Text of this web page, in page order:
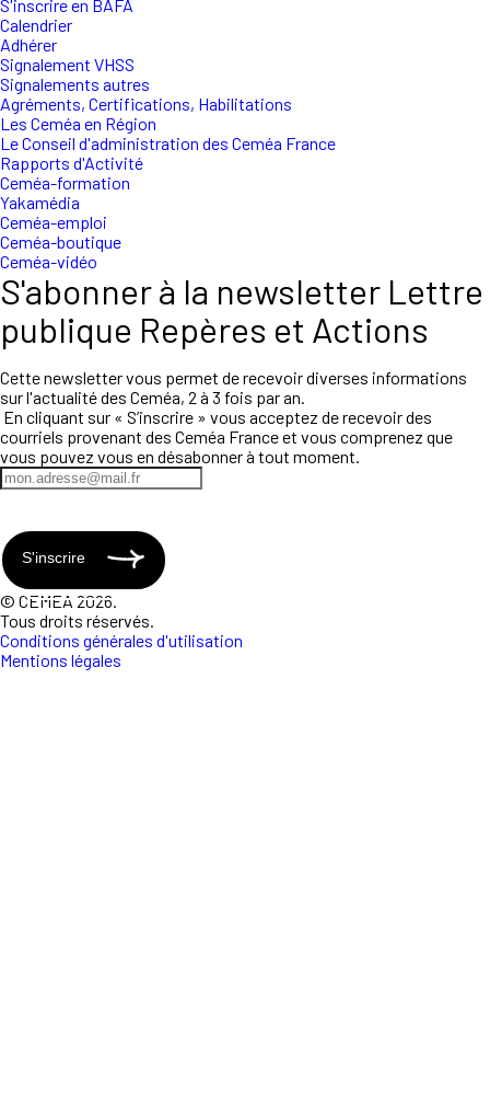
S'inscrire en BAFA
Calendrier
Adhérer
Signalement VHSS
Signalements autres
Agréments, Certifications, Habilitations
Les Ceméa en Région
Le Conseil d'administration des Ceméa France
Rapports d'Activité
Ceméa-formation
Yakamédia
Ceméa-emploi
Ceméa-boutique
Ceméa-vidéo
S'abonner à la newsletter Lettre
publique Repères et Actions
Cette newsletter vous permet de recevoir diverses informations
sur l'actualité des Ceméa, 2 à 3 fois par an.
En cliquant sur « S’inscrire » vous acceptez de recevoir des
courriels provenant des Ceméa France et vous comprenez que
vous pouvez vous en désabonner à tout moment.
S'inscrire
© CEMEA 2026.
Tous droits réservés.
Conditions générales d'utilisation
Mentions légales